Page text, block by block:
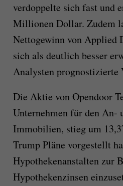
verdoppelte sich fast und
Millionen Dollar. Zudem
Nettogewinn von Applied
sich als deutlich besser
Analysten prognostizierte
Die Aktie von Opendoor
Unternehmen für den An-
Immobilien, stieg um
Trump Pläne vorgestellt
Hypothekenanstalten zur
Hypothekenzinsen